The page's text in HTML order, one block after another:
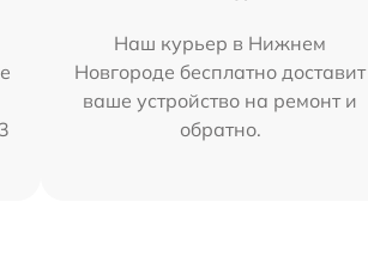
Наш курьер в Нижнем
Новгороде бесплатно доставит
ваше устройство на ремонт и
обратно.